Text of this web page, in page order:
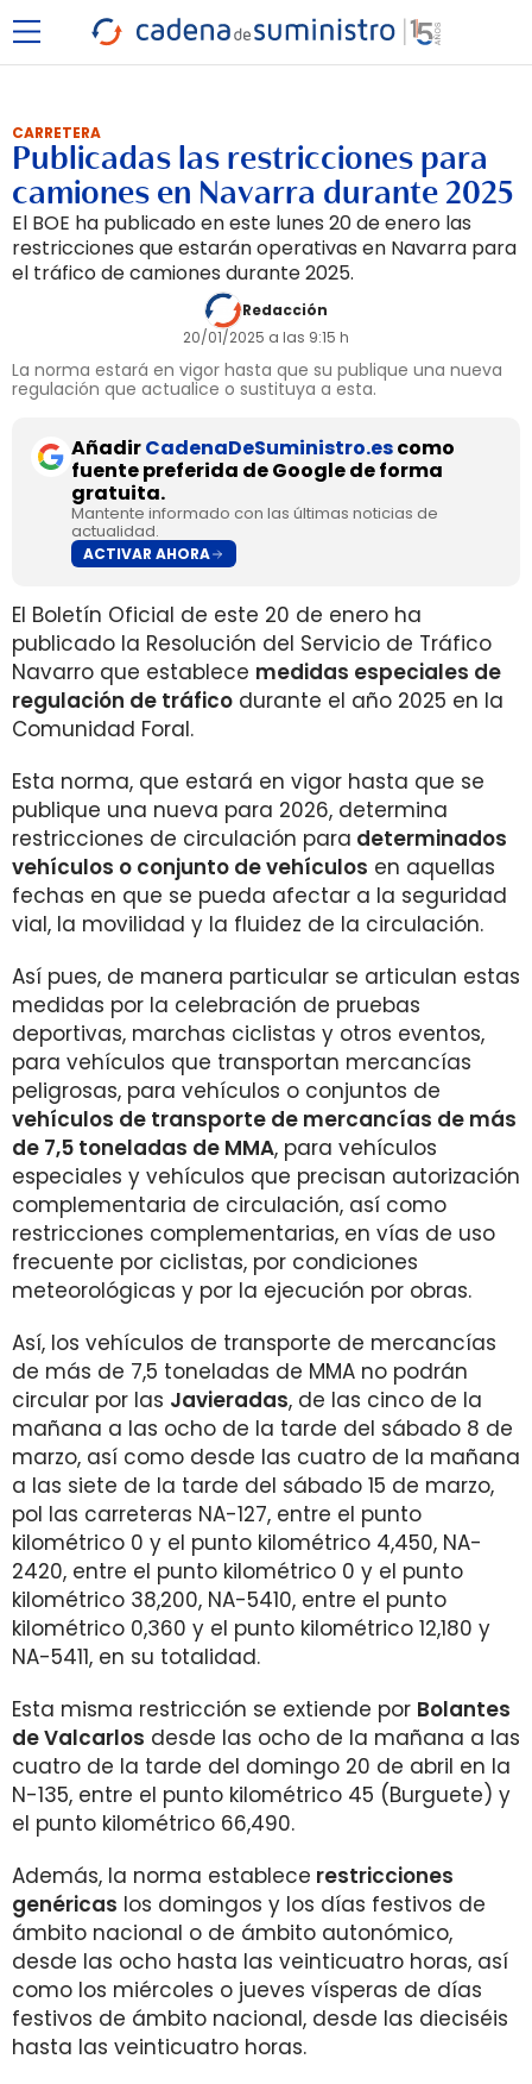
CARRETERA
Publicadas las restricciones para
camiones en Navarra durante 2025
El BOE ha publicado en este lunes 20 de enero las
restricciones que estarán operativas en Navarra para
el tráfico de camiones durante 2025.
Redacción
20/01/2025 a las 9:15 h
La norma estará en vigor hasta que su publique una nueva
regulación que actualice o sustituya a esta.
AñadirCadenaDeSuministro.escomo
fuente preferida de Google de forma
gratuita.
Mantente informado con las últimas noticias de
actualidad.
ACTIVAR AHORA
El Boletín Oficial de este 20 de enero ha
publicado la Resolución del Servicio de Tráfico
Navarro que establece medidas especiales de
regulación de tráfico durante el año 2025 en la
Comunidad Foral.
Esta norma, que estará en vigor hasta que se
publique una nueva para 2026, determina
restricciones de circulación para determinados
vehículos o conjunto de vehículos en aquellas
fechas en que se pueda afectar a la seguridad
vial, la movilidad y la fluidez de la circulación.
Así pues, de manera particular se articulan estas
medidas por la celebración de pruebas
deportivas, marchas ciclistas y otros eventos,
para vehículos que transportan mercancías
peligrosas, para vehículos o conjuntos de
vehículos de transporte de mercancías de más
de 7,5 toneladas de MMA, para vehículos
especiales y vehículos que precisan autorización
complementaria de circulación, así como
restricciones complementarias, en vías de uso
frecuente por ciclistas, por condiciones
meteorológicas y por la ejecución por obras.
Así, los vehículos de transporte de mercancías
de más de 7,5 toneladas de MMA no podrán
circular por las Javieradas, de las cinco de la
mañana a las ocho de la tarde del sábado 8 de
marzo, así como desde las cuatro de la mañana
a las siete de la tarde del sábado 15 de marzo,
pol las carreteras NA-127, entre el punto
kilométrico 0 y el punto kilométrico 4,450, NA-
2420, entre el punto kilométrico 0 y el punto
kilométrico 38,200, NA-5410, entre el punto
kilométrico 0,360 y el punto kilométrico 12,180 y
NA-5411, en su totalidad.
Esta misma restricción se extiende por Bolantes
de Valcarlos desde las ocho de la mañana a las
cuatro de la tarde del domingo 20 de abril en la
N-135, entre el punto kilométrico 45 (Burguete) y
el punto kilométrico 66,490.
Además, la norma establece restricciones
genéricas los domingos y los días festivos de
ámbito nacional o de ámbito autonómico,
desde las ocho hasta las veinticuatro horas, así
como los miércoles o jueves vísperas de días
festivos de ámbito nacional, desde las dieciséis
hasta las veinticuatro horas.